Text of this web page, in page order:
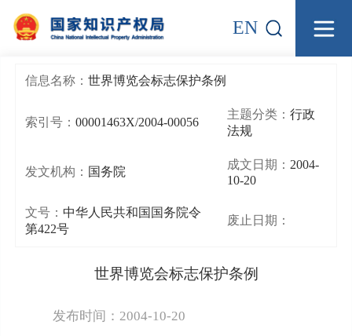
EN
信息名称： 世界博览会标志保护条例
索引号： 00001463X/2004-00056
主题分类： 行政
法规
发文机构： 国务院
成文日期： 2004-
10-20
文号： 中华人民共和国国务院令
第422号
废止日期：
世界博览会标志保护条例
发布时间：2004-10-20